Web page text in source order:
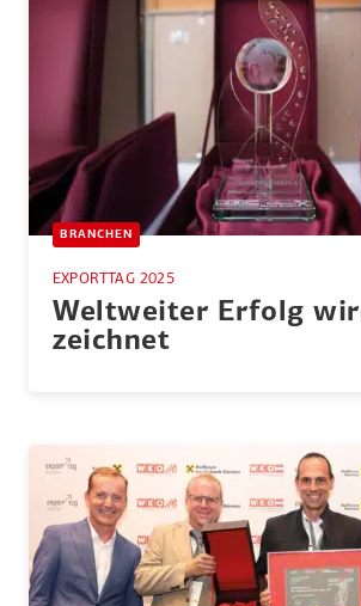
BRANCHEN
EXPORTTAG 2025
Weltweiter Erfolg
zeichnet